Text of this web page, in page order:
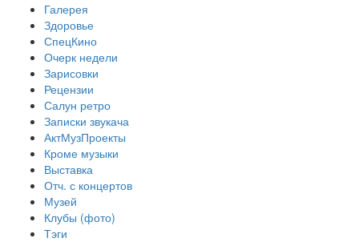
Галерея
Здоровье
СпецКино
Очерк недели
Зарисовки
Рецензии
Салун ретро
Записки звукача
АктМузПроекты
Кроме музыки
Выставка
Отч. с концертов
Музей
Клубы (фото)
Тэги